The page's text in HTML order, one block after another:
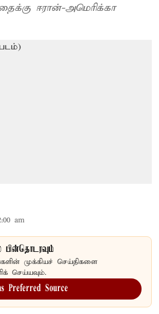
ஈரான்-அமெரிக்கா
am
பின்தொடரவும்
முக்கியச் செய்திகளை
செய்யவும்.
Preferred Source